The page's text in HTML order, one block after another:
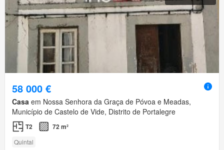
58 000 €
Casa em Nossa Senhora da Graça de Póvoa e Meadas,
Município de Castelo de Vide, Distrito de Portalegre
T2 72 m²
Quintal